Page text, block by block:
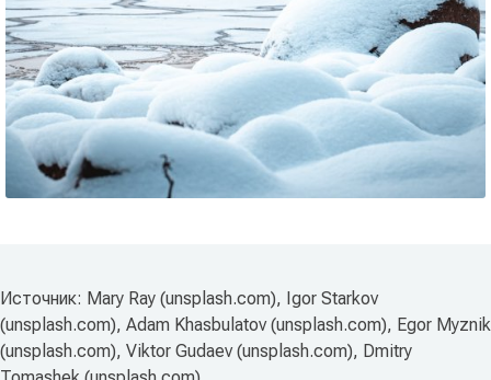
Источник: Mary Ray (unsplash.com), Igor Starkov
(unsplash.com), Adam Khasbulatov (unsplash.com), Egor Myznik
(unsplash.com), Viktor Gudaev (unsplash.com), Dmitry